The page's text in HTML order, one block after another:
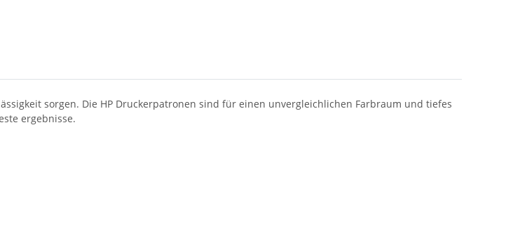
sorgen. Die HP Druckerpatronen sind für einen unvergleichlichen Farbraum und tiefes
ergebnisse.